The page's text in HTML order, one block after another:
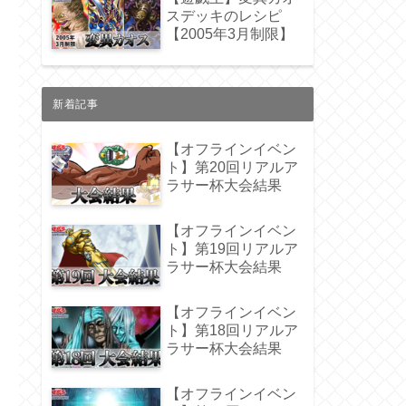
スデッキのレシピ
【2005年3月制限】
新着記事
【オフラインイベン
ト】第20回リアルア
ラサー杯大会結果
【オフラインイベン
ト】第19回リアルア
ラサー杯大会結果
【オフラインイベン
ト】第18回リアルア
ラサー杯大会結果
【オフラインイベン